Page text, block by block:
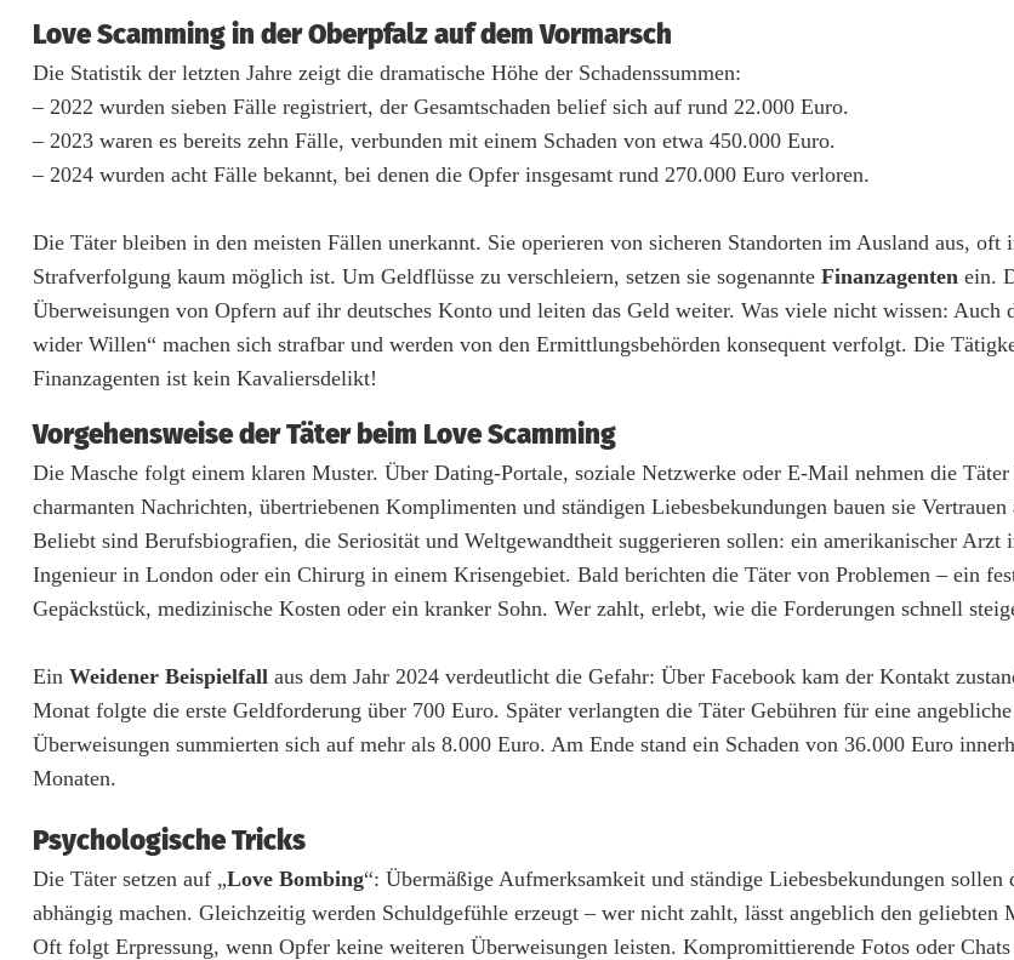
e
S
c
m
i
n
g
:
K
r
i
p
o
w
a
n
t
v
Love Scamming in der Oberpfalz auf dem Vormarsch
Die Statistik der letzten Jahre zeigt die dramatische Höhe der Schadenssummen:
– 2022 wurden sieben Fälle registriert, der Gesamtschaden belief sich auf rund 22.000 Euro.
– 2023 waren es bereits zehn Fälle, verbunden mit einem Schaden von etwa 450.000 Euro.
– 2024 wurden acht Fälle bekannt, bei denen die Opfer insgesamt rund 270.000 Euro verloren.
Die Täter bleiben in den meisten Fällen unerkannt. Sie operieren von sicheren Standorten im Ausland aus, oft
Strafverfolgung kaum möglich ist. Um Geldflüsse zu verschleiern, setzen sie sogenannte Finanzagenten ein.
Überweisungen von Opfern auf ihr deutsches Konto und leiten das Geld weiter. Was viele nicht wissen: Auch
wider Willen“ machen sich strafbar und werden von den Ermittlungsbehörden konsequent verfolgt. Die
Finanzagenten ist kein Kavaliersdelikt!
Vorgehensweise der Täter beim Love Scamming
Die Masche folgt einem klaren Muster. Über Dating-Portale, soziale Netzwerke oder E-Mail nehmen die
charmanten Nachrichten, übertriebenen Komplimenten und ständigen Liebesbekundungen bauen sie Vertrauen
Beliebt sind Berufsbiografien, die Seriosität und Weltgewandtheit suggerieren sollen: ein amerikanischer Arzt
Ingenieur in London oder ein Chirurg in einem Krisengebiet. Bald berichten die Täter von Problemen – ein
Gepäckstück, medizinische Kosten oder ein kranker Sohn. Wer zahlt, erlebt, wie die Forderungen schnell
Ein Weidener Beispielfall aus dem Jahr 2024 verdeutlicht die Gefahr: Über Facebook kam der Kontakt
Monat folgte die erste Geldforderung über 700 Euro. Später verlangten die Täter Gebühren für eine
Überweisungen summierten sich auf mehr als 8.000 Euro. Am Ende stand ein Schaden von 36.000 Euro
Monaten.
Psychologische Tricks
Die Täter setzen auf „Love Bombing“: Übermäßige Aufmerksamkeit und ständige Liebesbekundungen sollen
abhängig machen. Gleichzeitig werden Schuldgefühle erzeugt – wer nicht zahlt, lässt angeblich den geliebten
Oft folgt Erpressung, wenn Opfer keine weiteren Überweisungen leisten. Kompromittierende Fotos oder